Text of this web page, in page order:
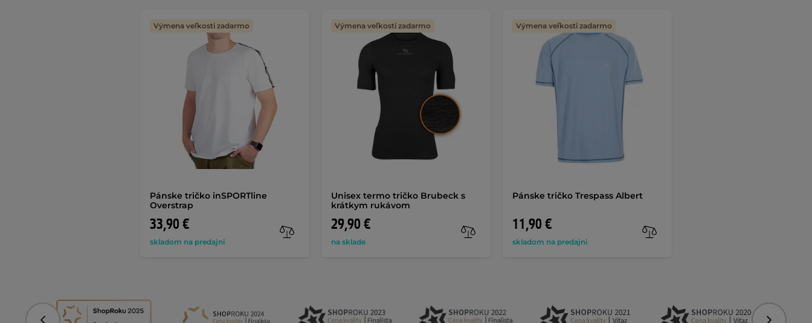
Pánske tričko inSPORTline
Overstrap
33,90 €
skladom na predajni
Výmena veľkosti zadarmo
Unisex termo tričko Brubeck s
krátkym rukávom
29,90 €
na sklade
Výmena veľkosti zadarmo
Pánske tričko Trespass Albert
11,90 €
skladom na predajni
Výmena veľkosti zadarmo